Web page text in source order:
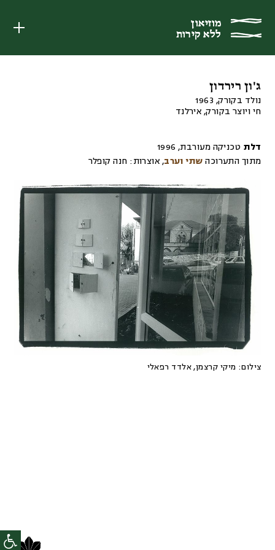
מוזיאון
ללא קירות
מוזיאון
ללא קירות
ג'ון רירדון
נולד בקורק, 1963
חי ויוצר בקורק, אירלנד
דלת טכניקה מעורבת,
1996
מתוך התערוכה שתי וערב, אוצרות: חנה קופלר
צילום: מיקי קרצמן, אלדד רפאלי